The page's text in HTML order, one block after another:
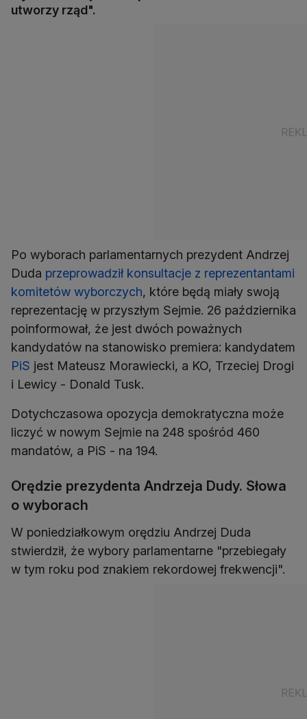
utworzy rząd".
Po wyborach parlamentarnych prezydent Andrzej
Duda przeprowadził konsultacje z reprezentantami
komitetów wyborczych, które będą miały swoją
reprezentację w przyszłym Sejmie. 26 października
poinformował, że jest dwóch poważnych
kandydatów na stanowisko premiera: kandydatem
PiS jest Mateusz Morawiecki, a KO, Trzeciej Drogi
i Lewicy - Donald Tusk.
Dotychczasowa opozycja demokratyczna może
liczyć w nowym Sejmie na 248 spośród 460
mandatów, a PiS - na 194.
Orędzie prezydenta Andrzeja Dudy. Słowa
o wyborach
W poniedziałkowym orędziu Andrzej Duda
stwierdził, że wybory parlamentarne "przebiegały
w tym roku pod znakiem rekordowej frekwencji".